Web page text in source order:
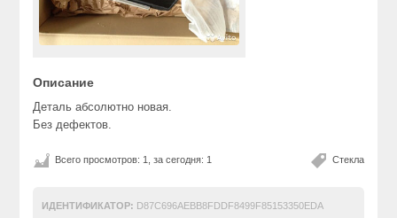
Описание
Деталь абсолютно новая.
Без дефектов.
Стекла
Всего просмотров: 1, за сегодня: 1
ИДЕНТИФИКАТОР: D87C696AEBB8FDDF8499F85153350EDA